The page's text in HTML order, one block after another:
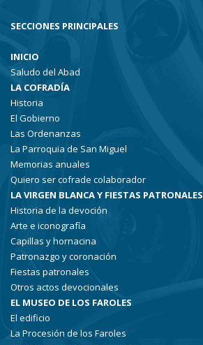
SECCIONES PRINCIPALES
INICIO
Saludo del Abad
LA COFRADÍA
Historia
El Gobierno
Las Ordenanzas
La Parroquia de San Miguel
Memorias anuales
Quiero ser cofrade colaborador
LA VIRGEN BLANCA Y FIESTAS PATRONALES
Historia de la devoción
Arte e iconografía
Capillas y hornacina
Patronazgo y coronación
Fiestas patronales
Otros actos devocionales
EL MUSEO DE LOS FAROLES
El edificio
La Procesión de los Faroles